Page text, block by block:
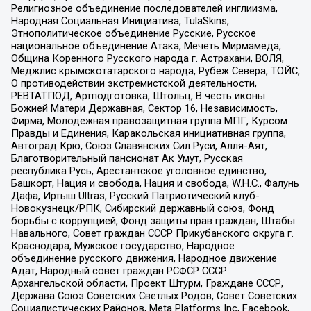
Религиозное объединение последователей инглиизма,
Народная Социальная Инициатива, TulaSkins,
Этнополитическое объединение Русские, Русское
национальное объединение Атака, Мечеть Мирмамеда,
Община Коренного Русского народа г. Астрахани, ВОЛЯ,
Меджлис крымскотатарского народа, Рубеж Севера, ТОЙС,
О противодействии экстремистской деятельности,
РЕВТАТПОД, Артподготовка, Штольц, В честь иконы
Божией Матери Державная, Сектор 16, Независимость,
Фирма, Молодежная правозащитная группа МПГ, Курсом
Правды и Единения, Каракольская инициативная группа,
Автоград Крю, Союз Славянских Сил Руси, Алля-Аят,
Благотворительный пансионат Ак Умут, Русская
республика Русь, Арестантское уголовное единство,
Башкорт, Нация и свобода, Нация и свобода, W.H.С., Фалунь
Дафа, Иртыш Ultras, Русский Патриотический клуб-
Новокузнецк/РПК, Сибирский державный союз, Фонд
борьбы с коррупцией, Фонд защиты прав граждан, Штабы
Навального, Совет граждан СССР Прикубанского округа г.
Краснодара, Мужское государство, Народное
объединение русского движения, Народное движение
Адат, Народный совет граждан РСФСР СССР
Архангельской области, Проект Штурм, Граждане СССР,
Держава Союз Советских Светлых Родов, Совет Советских
Социалистических Районов, Meta Platforms Inc, Facebook,